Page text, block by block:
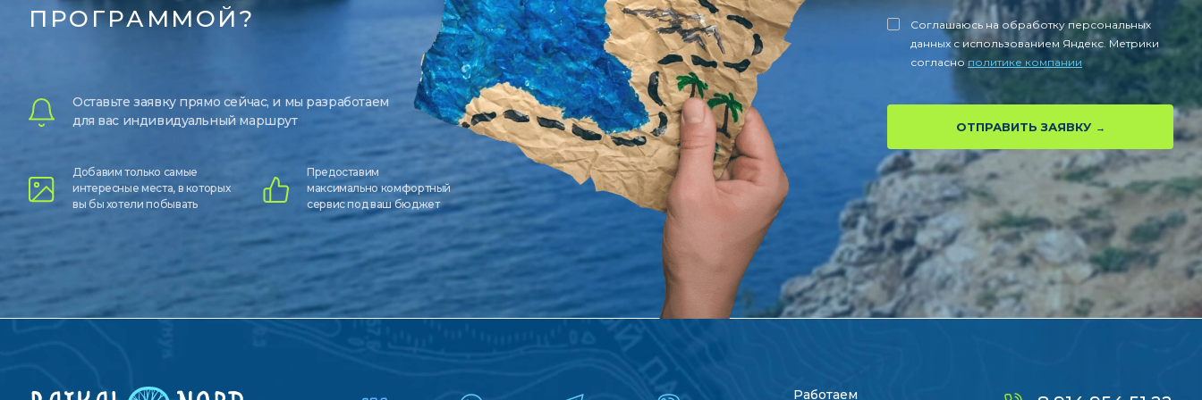
ПРОГРАММОЙ?
Оставьте заявку прямо сейчас, и мы разработаем
для вас индивидуальный маршрут
Добавим только самые
интересные места, в которых
вы бы хотели побывать
Предоставим
максимально комфортный
сервис под ваш бюджет
Соглашаюсь на обработку персональных
данных с использованием Яндекс. Метрики
согласно политике компании
ОТПРАВИТЬ ЗАЯВКУ
Работаем